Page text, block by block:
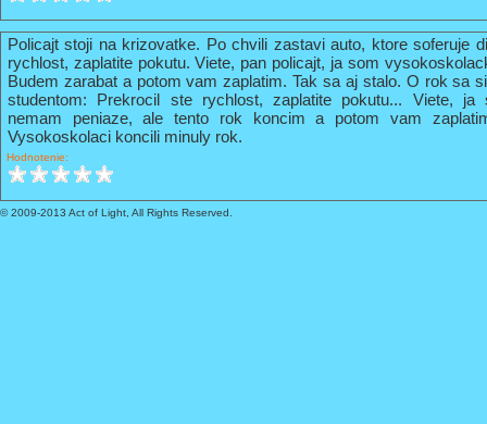
Policajt stoji na krizovatke. Po chvili zastavi auto, ktore soferuje
rychlost, zaplatite pokutu. Viete, pan policajt, ja som
Budem zarabat a potom vam zaplatim. Tak sa aj stalo. O rok sa
studentom: Prekrocil ste rychlost, zaplatite pokutu... Viete,
nemam peniaze, ale tento rok koncim a potom vam
Vysokoskolaci koncili minuly rok.
Hodnotenie:
© 2009-2013 Act of Light, All Rights Reserved.